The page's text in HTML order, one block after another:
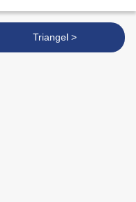
Triangel >